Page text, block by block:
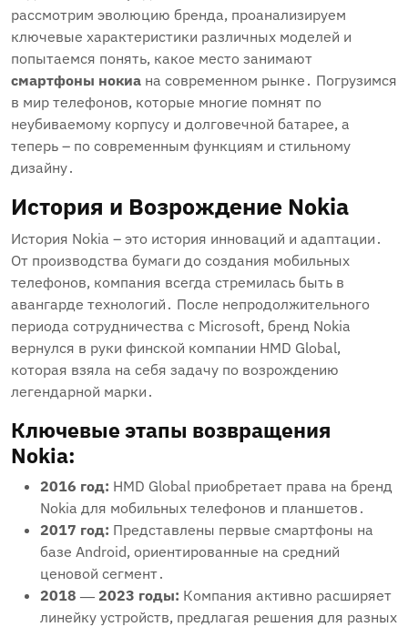
рассмотрим эволюцию бренда, проанализируем
ключевые характеристики различных моделей и
попытаемся понять, какое место занимают
смартфоны нокиа на современном рынке․ Погрузимся
в мир телефонов, которые многие помнят по
неубиваемому корпусу и долговечной батарее, а
теперь – по современным функциям и стильному
дизайну․
История и Возрождение Nokia
История Nokia – это история инноваций и адаптации․
От производства бумаги до создания мобильных
телефонов, компания всегда стремилась быть в
авангарде технологий․ После непродолжительного
периода сотрудничества с Microsoft, бренд Nokia
вернулся в руки финской компании HMD Global,
которая взяла на себя задачу по возрождению
легендарной марки․
Ключевые этапы возвращения
Nokia:
2016 год: HMD Global приобретает права на бренд
Nokia для мобильных телефонов и планшетов․
2017 год: Представлены первые смартфоны на
базе Android, ориентированные на средний
ценовой сегмент․
2018 ― 2023 годы: Компания активно расширяет
линейку устройств, предлагая решения для разных